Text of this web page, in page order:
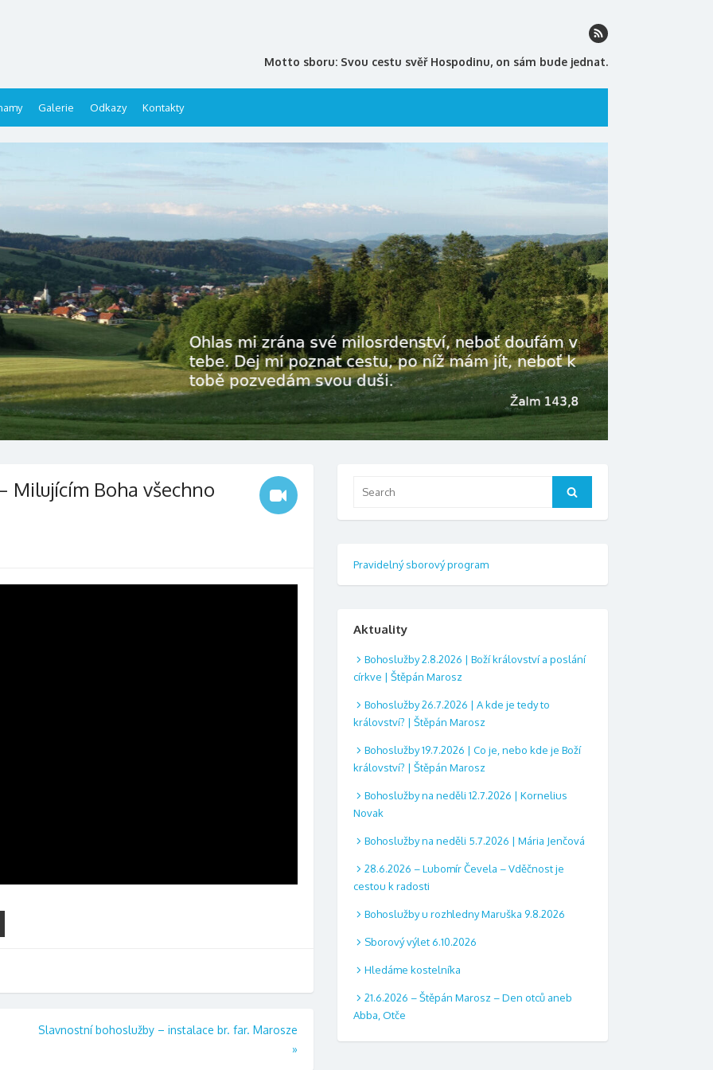
Motto sboru: Svou cestu svěř Hospodinu, on sám bude jednat.
Galerie Odkazy Kontakty
Milujícím Boha všechno
Slavnostní bohoslužby – instalace br. far. Marosze
»
Search
Pravidelný sborový program
Aktuality
Bohoslužby 2.8.2026 | Boží království a poslání
církve | Štěpán Marosz
Bohoslužby 26.7.2026 | A kde je tedy to
království? | Štěpán Marosz
Bohoslužby 19.7.2026 | Co je, nebo kde je Boží
království? | Štěpán Marosz
Bohoslužby na neděli 12.7.2026 | Kornelius
Novak
Bohoslužby na neděli 5.7.2026 | Mária Jenčová
28.6.2026 – Lubomír Čevela – Vděčnost je
cestou k radosti
Bohoslužby u rozhledny Maruška 9.8.2026
Sborový výlet 6.10.2026
Hledáme kostelníka
21.6.2026 – Štěpán Marosz – Den otců aneb
Abba, Otče